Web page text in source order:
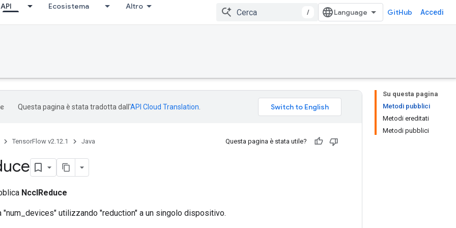
API Ecosistema Altro
/ GitHub Accedi
Su questa pagina
Metodi pubblici
Metodi ereditati
Metodi pubblici
Questa pagina è stata tradotta dall'API Cloud Translation
TensorFlow v2.12.1 Java Questa pagina è stata utile?
NcclReduce
"num_devices" utilizzando "reduction" a un singolo dispositivo.